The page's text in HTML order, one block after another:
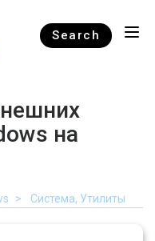
Search
на
Система, Утилиты